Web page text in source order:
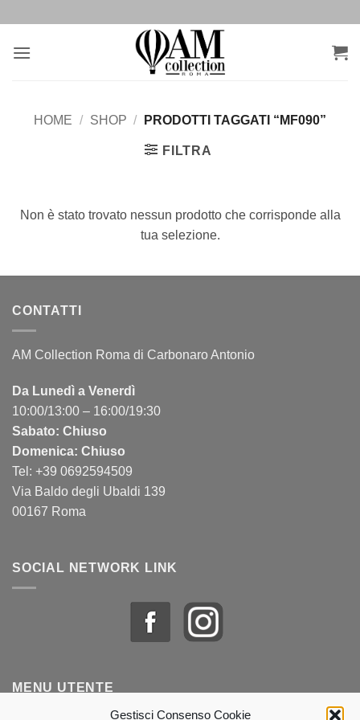
Gestisci Consenso Cookie
contenuti
HOME / SHOP / PRODOTTI TAGGATI “MF090”
FILTRA
Non è stato trovato nessun prodotto che corrisponde alla
tua selezione.
CONTATTI
AM Collection Roma di Carbonaro Antonio
Da Lunedì a Venerdì
10:00/13:00 – 16:00/19:30
Sabato: Chiuso
Domenica: Chiuso
Tel: +39 0692594509
Via Baldo degli Ubaldi 139
00167 Roma
SOCIAL NETWORK LINK
MENU UTENTE